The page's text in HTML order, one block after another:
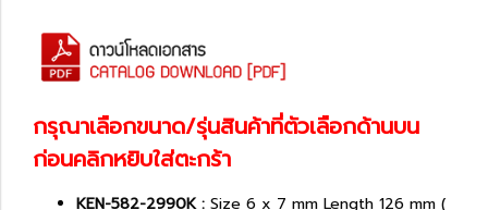
กรุณาเลือกขนาด/รุ่นสินค้าที่ตัวเลือกด้านบน
ก่อนคลิกหยิบใส่ตะกร้า
KEN-582-2990K : Size 6 x 7 mm Length 126 mm (